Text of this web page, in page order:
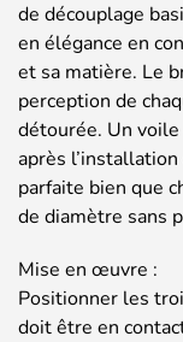
de découplage
en élégance en
et sa matière. Le
perception de
détourée. Un
après
parfaite bien que
de diamètre sans
Mise en œuvre :
Positionner les
doit être en